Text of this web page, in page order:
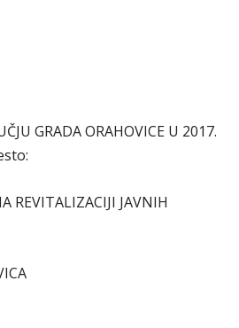
GRADA ORAHOVICE U 2017.
REVITALIZACIJI JAVNIH